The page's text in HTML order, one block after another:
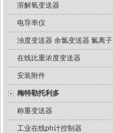
溶解氧变送器
电导率仪
浊度变送器 余氯变送器 氟离子
在线比重浓度变送器
安装附件
梅特勒托利多
称重变送器
工业在线ph计控制器